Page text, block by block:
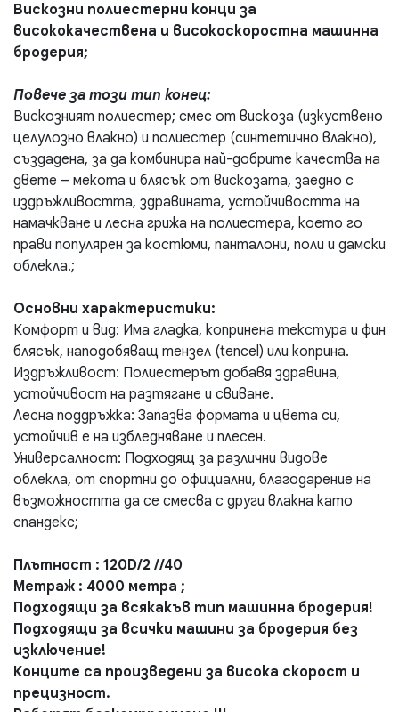
Вискозни полиестерни конци за
висококачествена и високоскоростна машинна
бродерия;
Повече за този тип конец:
Вискозният полиестер; смес от вискоза (изкуствено
целулозно влакно) и полиестер (синтетично влакно),
създадена, за да комбинира най-добрите качества на
двете – мекота и блясък от вискозата, заедно с
издръжливостта, здравината, устойчивостта на
намачкване и лесна грижа на полиестера, което го
прави популярен за костюми, панталони, поли и дамски
облекла.;
Основни характеристики:
Комфорт и вид: Има гладка, копринена текстура и фин
блясък, наподобяващ тензел (tencel) или коприна.
Издръжливост: Полиестерът добавя здравина,
устойчивост на разтягане и свиване.
Лесна поддръжка: Запазва формата и цвета си,
устойчив е на избледняване и плесен.
Универсалност: Подходящ за различни видове
облекла, от спортни до официални, благодарение на
възможността да се смесва с други влакна като
спандекс;
Плътност : 120D/2 //40
Метраж : 4000 метра ;
Подходящи за всякакъв тип машинна бродерия!
Подходящи за всички машини за бродерия без
изключение!
Конците са произведени за висока скорост и
прецизност.